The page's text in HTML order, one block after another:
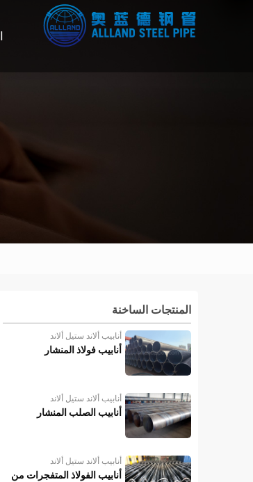
المنتجات الساخنة
أنابيب ألاند ستيل ألاند
أنابيب فولاذ المنشار
أنابيب ألاند ستيل ألاند
أنابيب الصلب المنشار
أنابيب ألاند ستيل ألاند
أنابيب الفولاذ المتفجرات من